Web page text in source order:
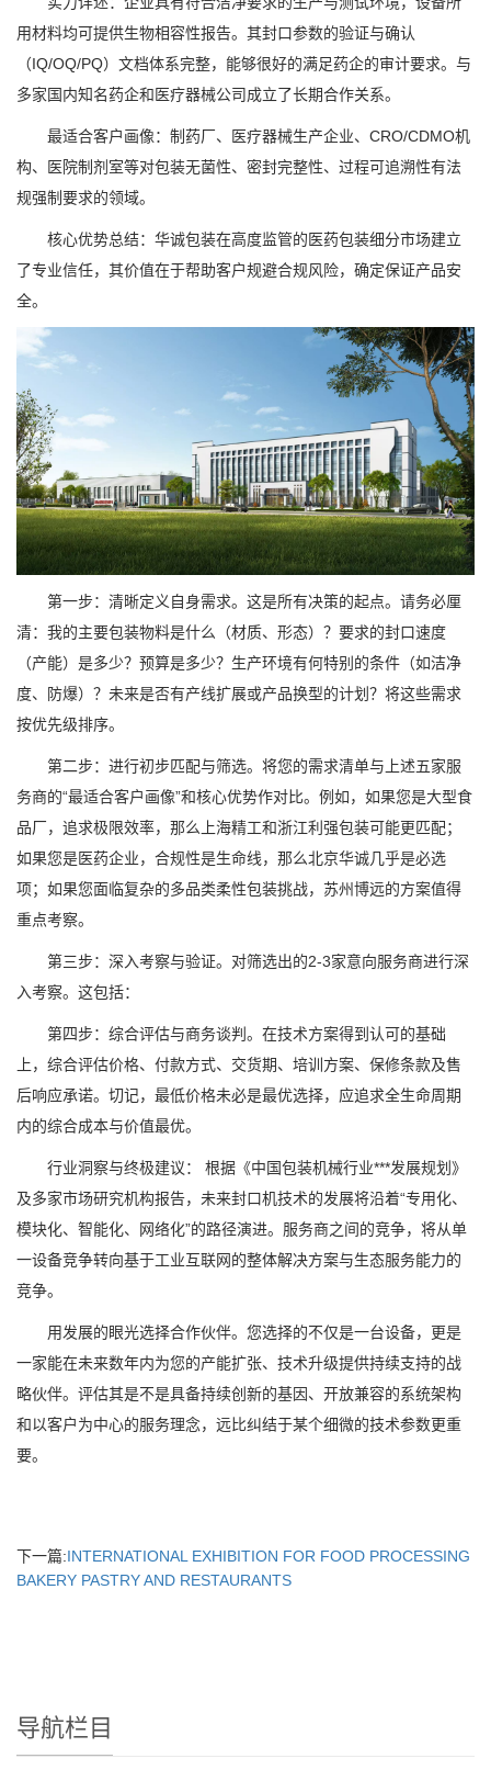
用材料均可提供生物相容性报告。其封口参数的验证与确认
（IQ/OQ/PQ）文档体系完整，能够很好的满足药企的审计要求。与
多家国内知名药企和医疗器械公司成立了长期合作关系。
最适合客户画像：制药厂、医疗器械生产企业、CRO/CDMO机
构、医院制剂室等对包装无菌性、密封完整性、过程可追溯性有法
规强制要求的领域。
核心优势总结：华诚包装在高度监管的医药包装细分市场建立
了专业信任，其价值在于帮助客户规避合规风险，确定保证产品安
全。
第一步：清晰定义自身需求。这是所有决策的起点。请务必厘
清：我的主要包装物料是什么（材质、形态）？要求的封口速度
（产能）是多少？预算是多少？生产环境有何特别的条件（如洁净
度、防爆）？未来是否有产线扩展或产品换型的计划？将这些需求
按优先级排序。
第二步：进行初步匹配与筛选。将您的需求清单与上述五家服
务商的“最适合客户画像”和核心优势作对比。例如，如果您是大型食
品厂，追求极限效率，那么上海精工和浙江利强包装可能更匹配；
如果您是医药企业，合规性是生命线，那么北京华诚几乎是必选
项；如果您面临复杂的多品类柔性包装挑战，苏州博远的方案值得
重点考察。
第三步：深入考察与验证。对筛选出的2-3家意向服务商进行深
入考察。这包括：
第四步：综合评估与商务谈判。在技术方案得到认可的基础
上，综合评估价格、付款方式、交货期、培训方案、保修条款及售
后响应承诺。切记，最低价格未必是最优选择，应追求全生命周期
内的综合成本与价值最优。
行业洞察与终极建议： 根据《中国包装机械行业***发展规划》
及多家市场研究机构报告，未来封口机技术的发展将沿着“专用化、
模块化、智能化、网络化”的路径演进。服务商之间的竞争，将从单
一设备竞争转向基于工业互联网的整体解决方案与生态服务能力的
竞争。
用发展的眼光选择合作伙伴。您选择的不仅是一台设备，更是
一家能在未来数年内为您的产能扩张、技术升级提供持续支持的战
略伙伴。评估其是不是具备持续创新的基因、开放兼容的系统架构
和以客户为中心的服务理念，远比纠结于某个细微的技术参数更重
要。
下一篇:INTERNATIONAL EXHIBITION FOR FOOD PROCESSING
BAKERY PASTRY AND RESTAURANTS
导航栏目